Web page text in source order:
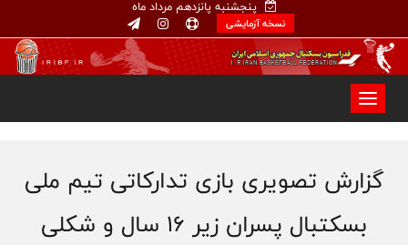
پنجشنبه پانزدهم مرداد ماه
نسخه آزمایشی
گزارش تصویری بازی تدارکاتی تیم ملی
بسکتبال پسران زیر ۱۶ سال و شکلی